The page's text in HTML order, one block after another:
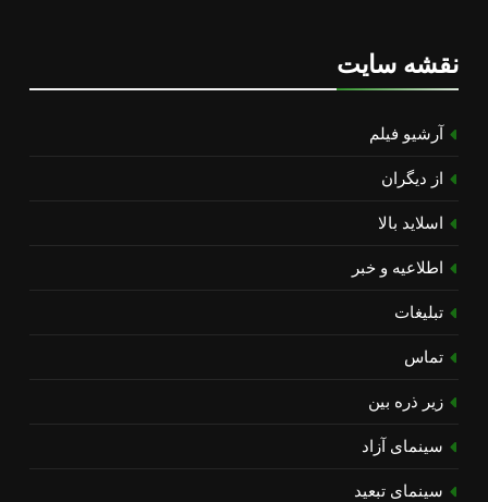
نقشه سایت
آرشیو فیلم
از دیگران
اسلاید بالا
اطلاعیه و خبر
تبلیغات
تماس
زیر ذره بین
سینمای آزاد
سینمای تبعید